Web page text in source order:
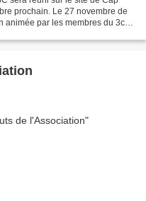
prochain. Le 27 novembre de
animée par les membres du 3c